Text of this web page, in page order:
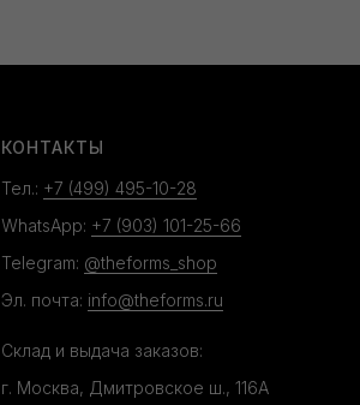
КОНТАКТЫ
Тел.: +7 (499) 495-10-28
WhatsApp: +7 (903) 101-25-66
Telegram: @theforms_shop
Эл. почта: info@theforms.ru
Склад и выдача заказов:
г. Москва, Дмитровское ш., 116А